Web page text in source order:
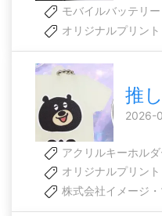
モバイルバッテリー
オリジナルプリント
推
2026-
アクリルキーホルダ
オリジナルプリント
株式会社イメージ